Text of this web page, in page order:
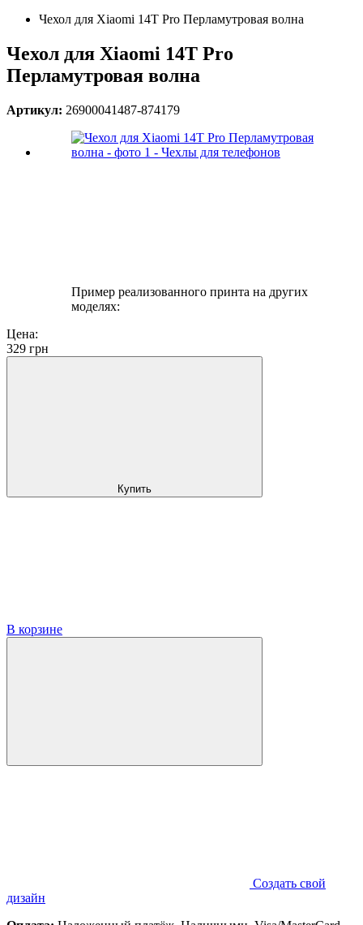
Чехол для Xiaomi 14T Pro Перламутровая волна
Чехол для Xiaomi 14T Pro
Перламутровая волна
Артикул: 26900041487-874179
Пример реализованного принта на других
моделях:
Цена:
329 грн
Купить
В корзине
Создать свой
дизайн